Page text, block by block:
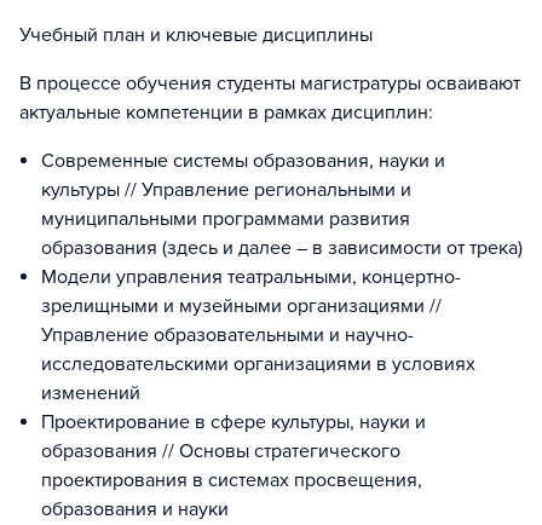
Учебный план и ключевые дисциплины
В процессе обучения студенты магистратуры осваивают
актуальные компетенции в рамках дисциплин:
Современные системы образования, науки и
культуры // Управление региональными и
муниципальными программами развития
образования (здесь и далее – в зависимости от трека)
Модели управления театральными, концертно-
зрелищными и музейными организациями //
Управление образовательными и научно-
исследовательскими организациями в условиях
изменений
Проектирование в сфере культуры, науки и
образования // Основы стратегического
проектирования в системах просвещения,
образования и науки